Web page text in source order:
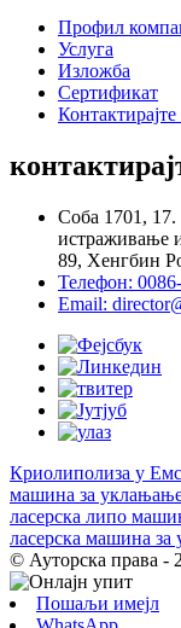
Профил
Услуга
Изложба
Сертификат
Контактирајте
Соба 1701, 17.
истраживање
89, Хенгбин
Телефон:
Email:
Криолиполиза у
машина за
ласерска липо
ласерска машина за
© Ауторска права -
Пошаљи имејл